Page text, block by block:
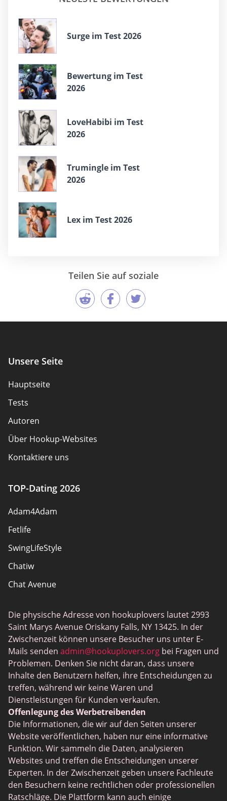
Surge im Test 2026
Bewertung im Test
2026
LoveHabibi im Test
2026
Trumingle im Test
2026
Lex im Test 2026
Teilen Sie auf soziale
Unsere Seite
Hauptseite
Tests
Autoren
Über Hookup-Websites
Kontaktiere uns
Warum Partner werden
Sitemap
TOP-Dating 2026
Adam4Adam
Fetlife
SwingLifeStyle
Chatiw
Chat Avenue
Flingster
BlackPeopleMeet
Wireclub
Feabie.com
Biggercity
Fap CEO
Shagle
Spdate
eHarmony
LGBT Dating
Die physische Adresse von hookuplovers lautet 2993
Saint Marys Avenue Oriskany Falls, NY 13425. In der
Zwischenzeit können unsere Besucher uns unter E-
Mails senden admin@hookuplovers.org bei Fragen und
Problemen. Denken Sie nicht daran, dass unsere
Inhalte den Benutzern helfen, ihre Entscheidungen zu
treffen, während wir keine Waren und
Dienstleistungen für Kunden verkaufen.
Offenlegung des Werbetreibenden
Die Informationen, die wir auf den Seiten unserer
Website veröffentlichen, haben nur eine informative
Funktion. Wir sammeln die Daten, analysieren
Websites und treffen die Entscheidungen unserer
Experten. In der Zwischenzeit geben unsere Fachleute
den Besuchern keine rechtlichen oder professionellen
Ratschläge. Die Plattform kann auch einige